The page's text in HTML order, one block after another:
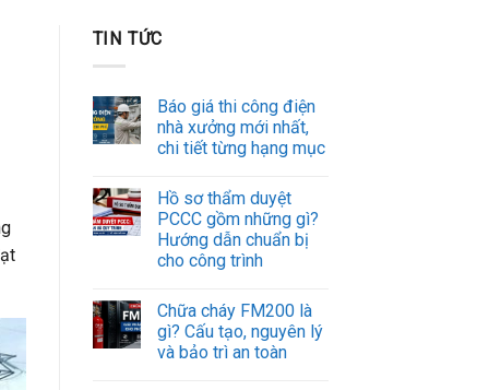
TIN TỨC
Báo giá thi công điện
nhà xưởng mới nhất,
chi tiết từng hạng mục
Hồ sơ thẩm duyệt
PCCC gồm những gì?
Hướng dẫn chuẩn bị
cho công trình
Chữa cháy FM200 là
gì? Cấu tạo, nguyên lý
và bảo trì an toàn